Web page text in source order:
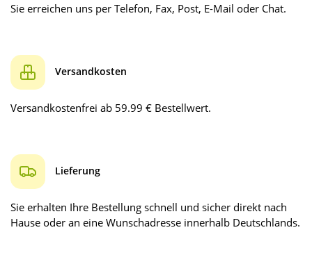
Sie erreichen uns per Telefon, Fax, Post, E-Mail oder Chat.
Versandkosten
Versandkostenfrei ab 59.99 € Bestellwert.
Lieferung
Sie erhalten Ihre Bestellung schnell und sicher direkt nach
Hause oder an eine Wunschadresse innerhalb Deutschlands.